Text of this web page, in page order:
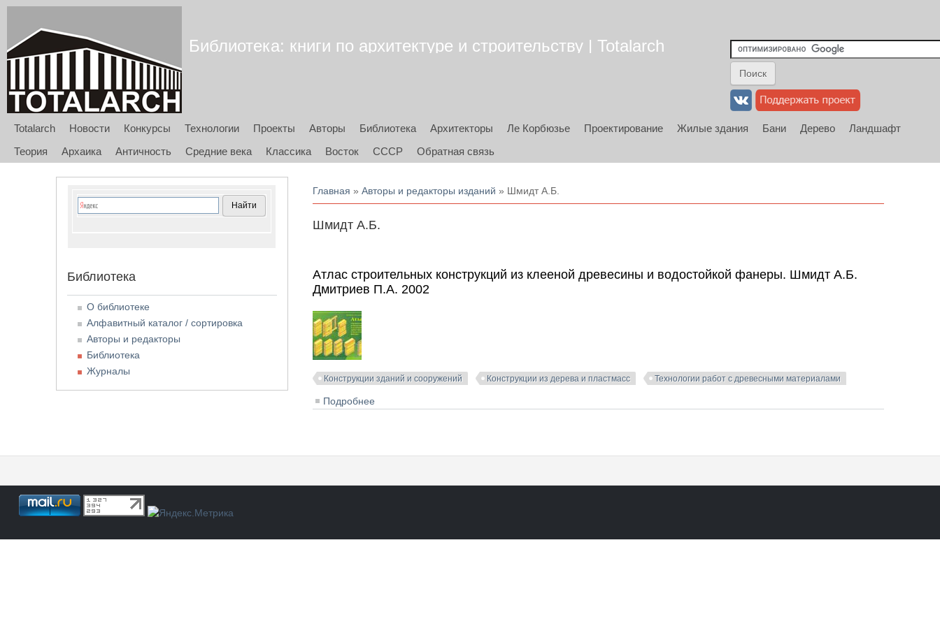
Библиотека: книги по архитектуре и строительству | Totalarch
Totalarch Новости Конкурсы Технологии Проекты Авторы Библиотека Архитекторы Ле Корбюзье Проектирование Жилые здания Бани Дерево
Ландшафт
Теория
Архаика Античность Средние века Классика Восток СССР Обратная связь
Вы здесь
Главная »Авторы и редакторы изданий » Шмидт А.Б.
Шмидт А.Б.
Атлас строительных конструкций из клееной древесины и водостойкой фанеры. Шмидт А.Б.
Дмитриев П.А. 2002
Конструкции зданий и сооружений Конструкции из дерева и пластмасс Технологии работ с древесными материалами
Подробнее
Библиотека
О библиотеке
Алфавитный каталог / сортировка
Авторы и редакторы
Библиотека
Журналы